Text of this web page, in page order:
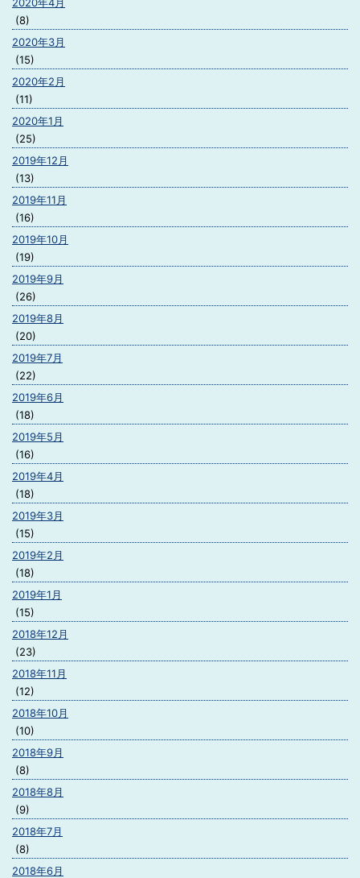
(8)
2020年3月
(15)
2020年2月
(11)
2020年1月
(25)
2019年12月
(13)
2019年11月
(16)
2019年10月
(19)
2019年9月
(26)
2019年8月
(20)
2019年7月
(22)
2019年6月
(18)
2019年5月
(16)
2019年4月
(18)
2019年3月
(15)
2019年2月
(18)
2019年1月
(15)
2018年12月
(23)
2018年11月
(12)
2018年10月
(10)
2018年9月
(8)
2018年8月
(9)
2018年7月
(8)
2018年6月